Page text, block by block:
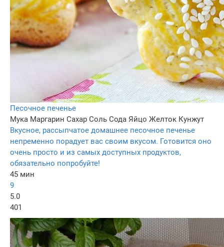
Песочное печенье
Мука Маргарин Сахар Соль Сода Яйцо Желток Кунжут
Вкусное, рассыпчатое домашнее песочное печенье
непременно порадует вас своим вкусом. Готовится оно
очень просто и из самых доступных продуктов,
обязательно попробуйте!
45 мин
9
5.0
401